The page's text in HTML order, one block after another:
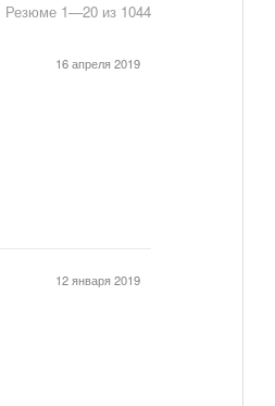
Резюме 1—20 из 1044
16 апреля 2019
12 января 2019